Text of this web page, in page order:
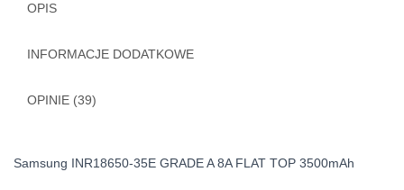
OPIS
INFORMACJE DODATKOWE
OPINIE (39)
Samsung INR18650-35E GRADE A 8A FLAT TOP 3500mAh